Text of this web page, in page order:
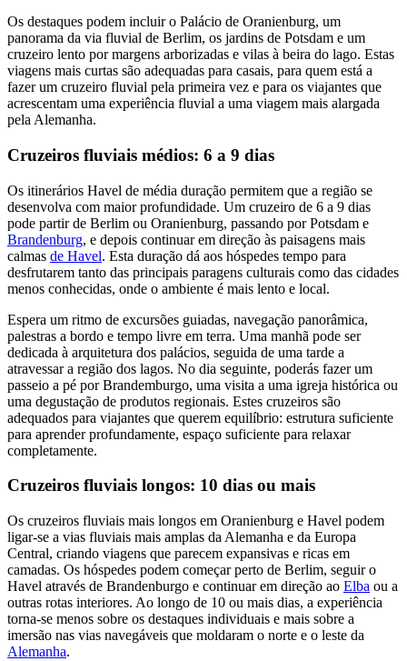
Os destaques podem incluir o Palácio de Oranienburg, um
panorama da via fluvial de Berlim, os jardins de Potsdam e um
cruzeiro lento por margens arborizadas e vilas à beira do lago. Estas
viagens mais curtas são adequadas para casais, para quem está a
fazer um cruzeiro fluvial pela primeira vez e para os viajantes que
acrescentam uma experiência fluvial a uma viagem mais alargada
pela Alemanha.
Cruzeiros fluviais médios: 6 a 9 dias
Os itinerários Havel de média duração permitem que a região se
desenvolva com maior profundidade. Um cruzeiro de 6 a 9 dias
pode partir de Berlim ou Oranienburg, passando por Potsdam e
Brandenburg, e depois continuar em direção às paisagens mais
calmas de Havel. Esta duração dá aos hóspedes tempo para
desfrutarem tanto das principais paragens culturais como das cidades
menos conhecidas, onde o ambiente é mais lento e local.
Espera um ritmo de excursões guiadas, navegação panorâmica,
palestras a bordo e tempo livre em terra. Uma manhã pode ser
dedicada à arquitetura dos palácios, seguida de uma tarde a
atravessar a região dos lagos. No dia seguinte, poderás fazer um
passeio a pé por Brandemburgo, uma visita a uma igreja histórica ou
uma degustação de produtos regionais. Estes cruzeiros são
adequados para viajantes que querem equilíbrio: estrutura suficiente
para aprender profundamente, espaço suficiente para relaxar
completamente.
Cruzeiros fluviais longos: 10 dias ou mais
Os cruzeiros fluviais mais longos em Oranienburg e Havel podem
ligar-se a vias fluviais mais amplas da Alemanha e da Europa
Central, criando viagens que parecem expansivas e ricas em
camadas. Os hóspedes podem começar perto de Berlim, seguir o
Havel através de Brandenburgo e continuar em direção ao Elba ou a
outras rotas interiores. Ao longo de 10 ou mais dias, a experiência
torna-se menos sobre os destaques individuais e mais sobre a
imersão nas vias navegáveis que moldaram o norte e o leste da
Alemanha.